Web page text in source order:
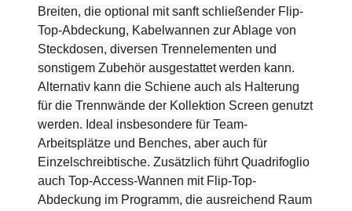
Breiten, die optional mit sanft schließender Flip-
Top-Abdeckung, Kabelwannen zur Ablage von
Steckdosen, diversen Trennelementen und
sonstigem Zubehör ausgestattet werden kann.
Alternativ kann die Schiene auch als Halterung
für die Trennwände der Kollektion Screen genutzt
werden. Ideal insbesondere für Team-
Arbeitsplätze und Benches, aber auch für
Einzelschreibtische. Zusätzlich führt Quadrifoglio
auch Top-Access-Wannen mit Flip-Top-
Abdeckung im Programm, die ausreichend Raum